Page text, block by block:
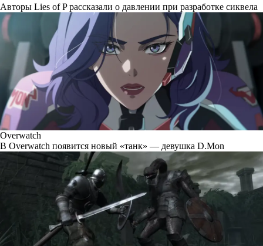
Авторы Lies of P рассказали о давлении при разработке сиквела
Overwatch
В Overwatch появится новый «танк» — девушка D.Mon